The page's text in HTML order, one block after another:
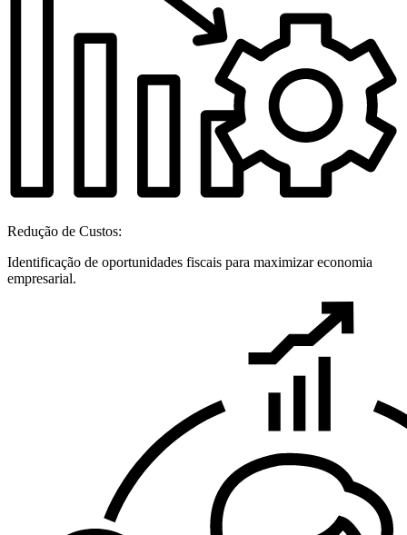
Redução de Custos:
Identificação de oportunidades fiscais para maximizar economia
empresarial.